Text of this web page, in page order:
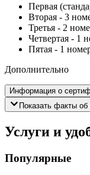
Первая
Вторая - 3
Третья - 2
Четвертая - 1
Пятая - 1
Дополнительно
Информация о
Показать факты об
Услуги и
Популярные